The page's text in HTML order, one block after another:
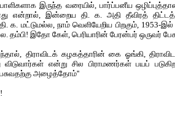
பாளிகளாக இருந்த வரையில், பார்ப்பனீய
என்றால், இன்றைய தி. க. அதி தீவிரத்
க. மட்டுமல்ல, நாம் வெளியேறிய பிறகும், 1953-
இதோ கேள், பெரியாரின் பேரன்பர் ஒருவர்
திராவிடக் கழகத்தாரின் கை ஓங்கி,
என்று சில பிராமணர்கள் பயப்
அழைத்தோம்''